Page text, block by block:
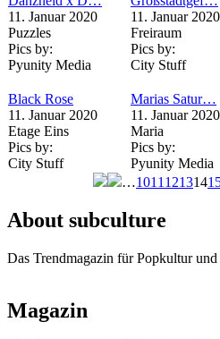
11. Januar 2020
Puzzles
Pics by:
Pyunity Media
11. Januar 2020
Freiraum
Pics by:
City Stuff
Black Rose
11. Januar 2020
Etage Eins
Pics by:
City Stuff
Marias Satur…
11. Januar 2020
Maria
Pics by:
Pyunity Media
…1011 121314
About subculture
Das Trendmagazin für Popkultur
Magazin